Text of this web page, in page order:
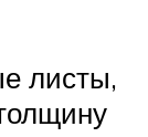
листы,